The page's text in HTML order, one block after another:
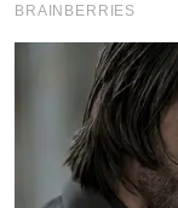
BRAINBERRIES